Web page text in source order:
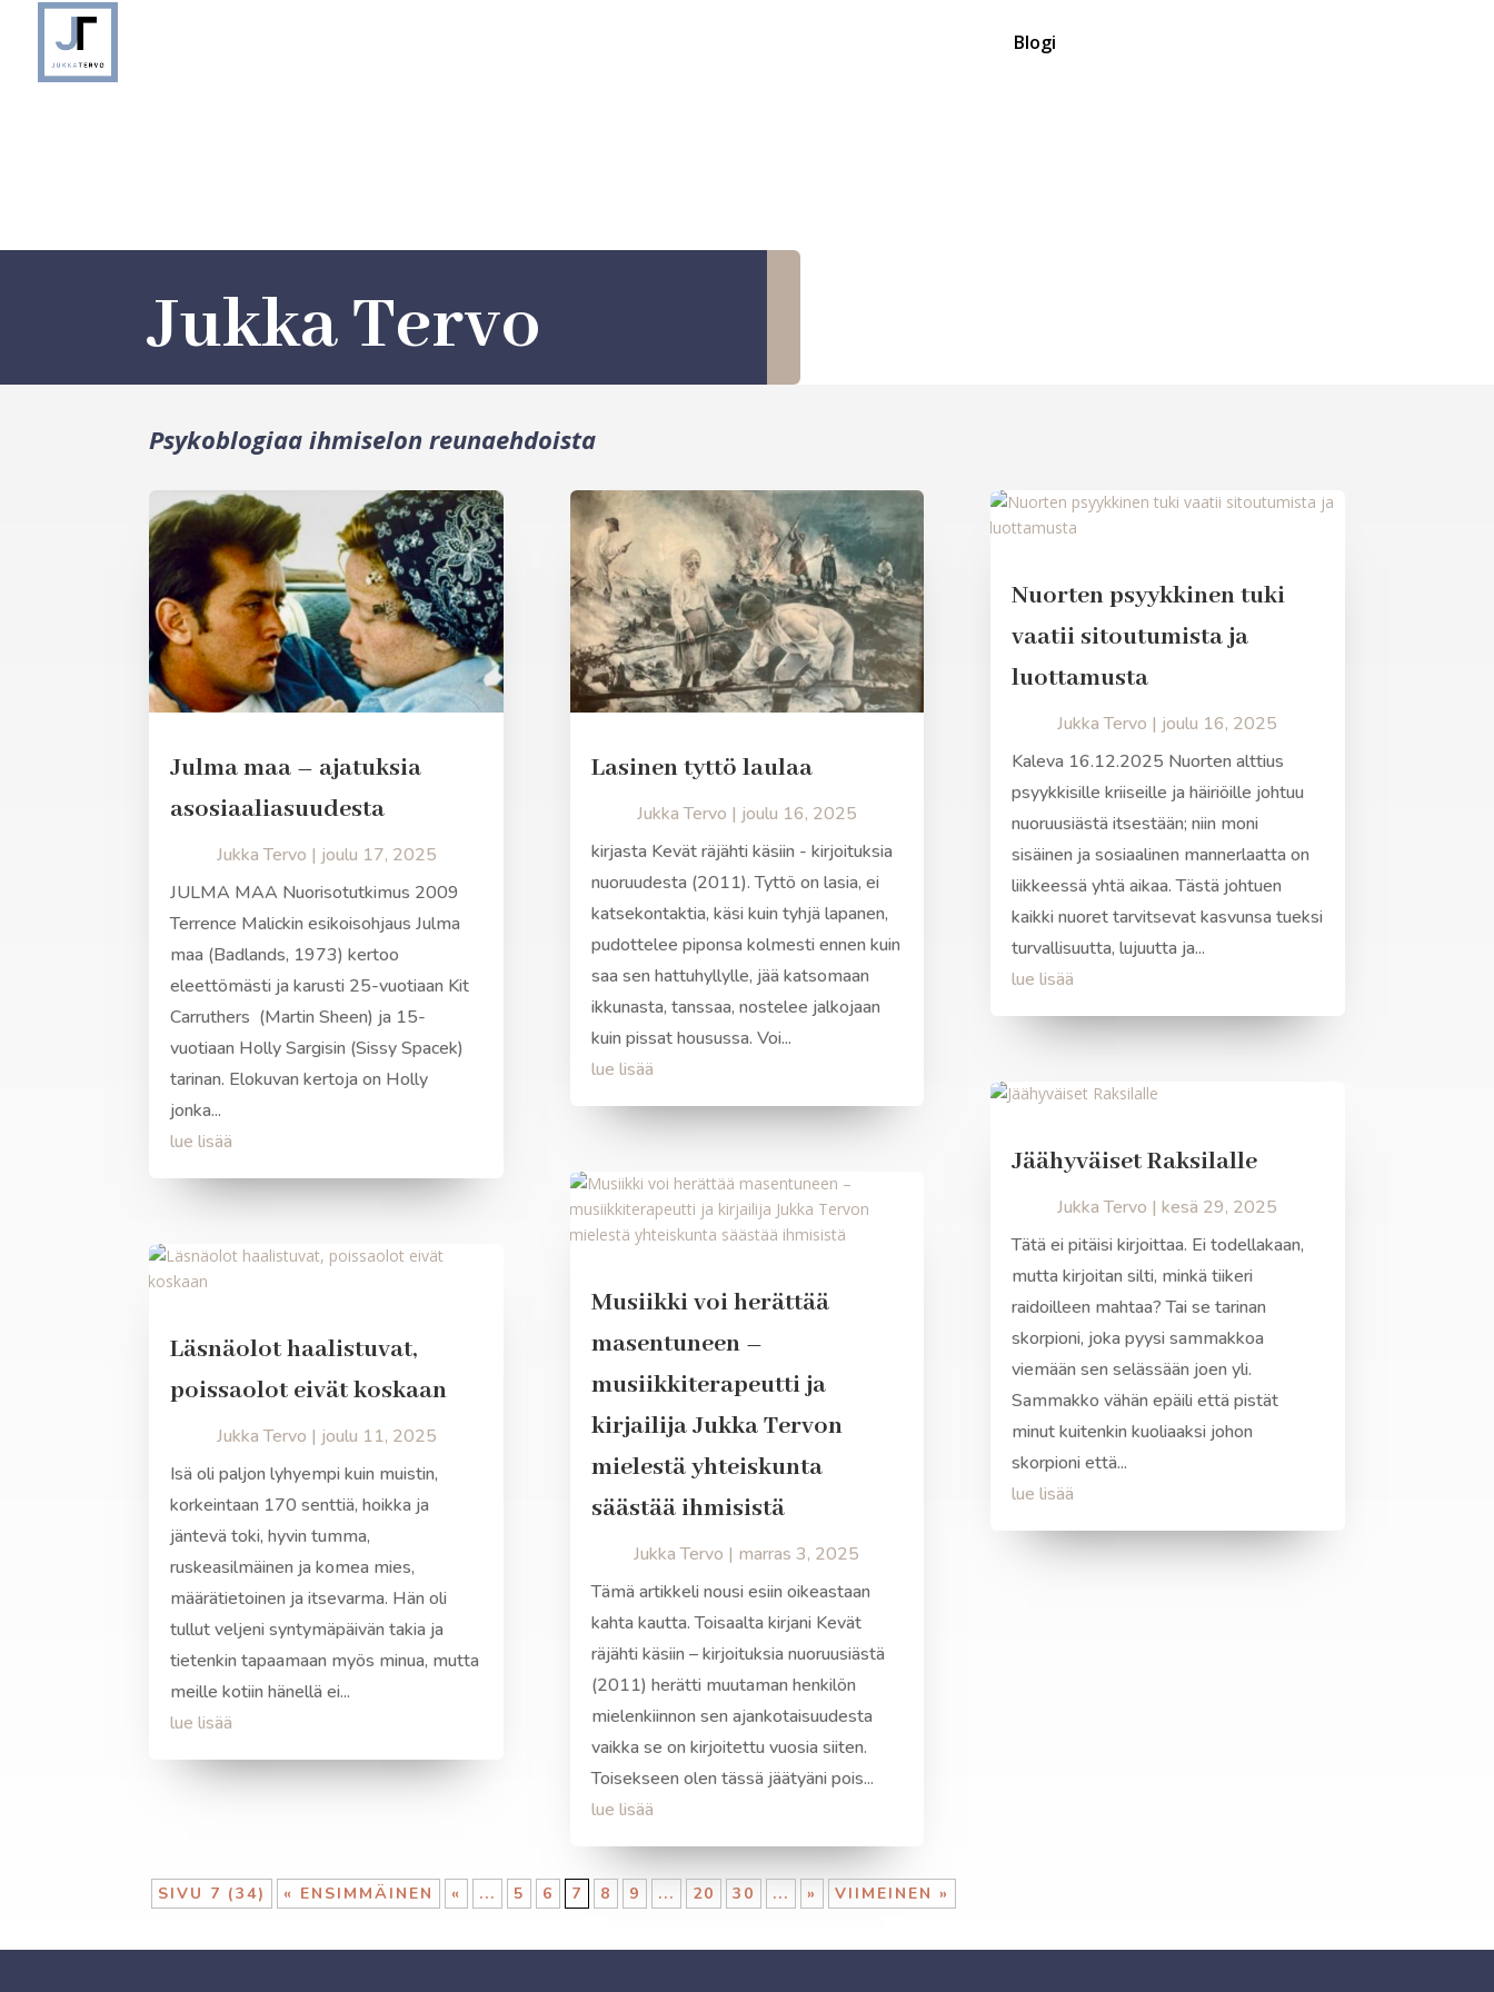
Blogi
Jukka Tervo
Psykoblogiaa ihmiselon reunaehdoista
Julma maa – ajatuksia
asosiaaliasuudesta
Jukka Tervo | joulu 17, 2025
JULMA MAA Nuorisotutkimus 2009
Terrence Malickin esikoisohjaus Julma
maa (Badlands, 1973) kertoo
eleettömästi ja karusti 25-vuotiaan Kit
Carruthers (Martin Sheen) ja 15-
vuotiaan Holly Sargisin (Sissy Spacek)
tarinan. Elokuvan kertoja on Holly
jonka...
lue lisää
Läsnäolot haalistuvat,
poissaolot eivät koskaan
Jukka Tervo | joulu 11, 2025
Isä oli paljon lyhyempi kuin muistin,
korkeintaan 170 senttiä, hoikka ja
jäntevä toki, hyvin tumma,
ruskeasilmäinen ja komea mies,
määrätietoinen ja itsevarma. Hän oli
tullut veljeni syntymäpäivän takia ja
tietenkin tapaamaan myös minua, mutta
meille kotiin hänellä ei...
lue lisää
Lasinen tyttö laulaa
Jukka Tervo | joulu 16, 2025
kirjasta Kevät räjähti käsiin - kirjoituksia
nuoruudesta (2011). Tyttö on lasia, ei
katsekontaktia, käsi kuin tyhjä lapanen,
pudottelee piponsa kolmesti ennen kuin
saa sen hattuhyllylle, jää katsomaan
ikkunasta, tanssaa, nostelee jalkojaan
kuin pissat housussa. Voi...
lue lisää
Musiikki voi herättää
masentuneen –
musiikkiterapeutti ja
kirjailija Jukka Tervon
mielestä yhteiskunta
säästää ihmisistä
Jukka Tervo | marras 3, 2025
Tämä artikkeli nousi esiin oikeastaan
kahta kautta. Toisaalta kirjani Kevät
räjähti käsiin – kirjoituksia nuoruusiästä
(2011) herätti muutaman henkilön
mielenkiinnon sen ajankotaisuudesta
vaikka se on kirjoitettu vuosia siiten.
Toisekseen olen tässä jäätyäni pois...
lue lisää
Nuorten psyykkinen tuki
vaatii sitoutumista ja
luottamusta
Jukka Tervo | joulu 16, 2025
Kaleva 16.12.2025 Nuorten alttius
psyykkisille kriiseille ja häiriöille johtuu
nuoruusiästä itsestään; niin moni
sisäinen ja sosiaalinen mannerlaatta on
liikkeessä yhtä aikaa. Tästä johtuen
kaikki nuoret tarvitsevat kasvunsa tueksi
turvallisuutta, lujuutta ja...
lue lisää
Jäähyväiset Raksilalle
Jukka Tervo |kesä 29, 2025
Tätä ei pitäisi kirjoittaa. Ei todellakaan,
mutta kirjoitan silti, minkä tiikeri
raidoilleen mahtaa? Tai se tarinan
skorpioni, joka pyysi sammakkoa
viemään sen selässään joen yli.
Sammakko vähän epäili että pistät
minut kuitenkin kuoliaaksi johon
skorpioni että...
lue lisää
SIVU 7 (34) « ENSIMMÄINEN « ... 5 6 7 8 9 ... 20 30 ... » VIIMEINEN »